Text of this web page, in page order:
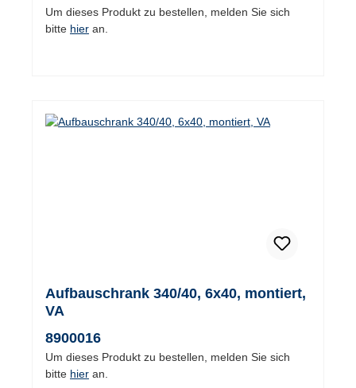
Um dieses Produkt zu bestellen, melden Sie sich
bitte hier an.
Aufbauschrank 340/40, 6x40, montiert,
VA
8900016
Um dieses Produkt zu bestellen, melden Sie sich
bitte hier an.